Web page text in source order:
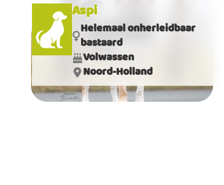
Aspi
Helemaal onherleidbaar
bastaard
Volwassen
Noord-Holland